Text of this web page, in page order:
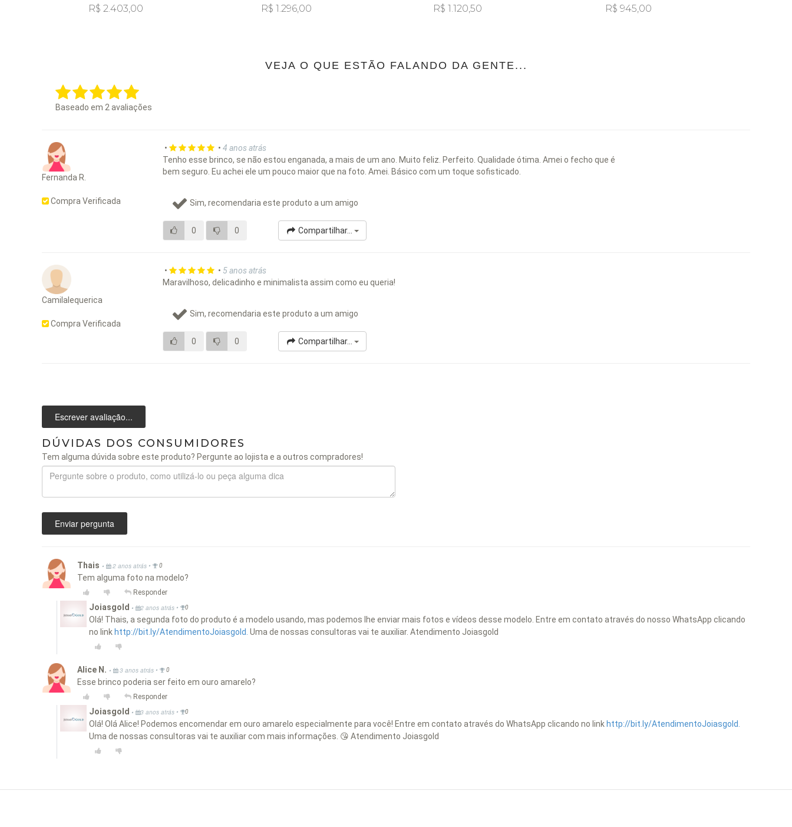
R$ 2.403,00 R$ 1.296,00 R$ 1.120,50 R$ 945,00
VEJA O QUE ESTÃO FALANDO DA GENTE...
Baseado em 2 avaliações
Fernanda R.
Compra Verificada
• •4 anos atrás
Tenho esse brinco, se não estou enganada, a mais de um ano. Muito feliz. Perfeito. Qualidade ótima. Amei o fecho que é
bem seguro. Eu achei ele um pouco maior que na foto. Amei. Básico com um toque sofisticado.
Sim, recomendaria este produto a um amigo
0 0 Compartilhar...
Camilalequerica
Compra Verificada
• • 5 anos atrás
Maravilhoso, delicadinho e minimalista assim como eu queria!
Sim, recomendaria este produto a um amigo
0 0 Compartilhar...
Escrever avaliação...
DÚVIDAS DOS CONSUMIDORES
Tem alguma dúvida sobre este produto? Pergunte ao lojista e a outros compradores!
Enviar pergunta
Thais • 2 anos atrás • 0
Tem alguma foto na modelo?
Responder
Joiasgold • 2 anos atrás • 0
Olá! Thais, a segunda foto do produto é a modelo usando, mas podemos lhe enviar mais fotos e vídeos desse modelo. Entre em contato através do nosso WhatsApp clicando
no linkhttp://bit.ly/AtendimentoJoiasgold. Uma de nossas consultoras vai te auxiliar. Atendimento Joiasgold
Alice N. • 3 anos atrás • 0
Esse brinco poderia ser feito em ouro amarelo?
Responder
Joiasgold • 3 anos atrás • 0
Olá! Olá Alice! Podemos encomendar em ouro amarelo especialmente para você! Entre em contato através do WhatsApp clicando no linkhttp://bit.ly/AtendimentoJoiasgold.
Uma de nossas consultoras vai te auxiliar com mais informações. 😘 Atendimento Joiasgold